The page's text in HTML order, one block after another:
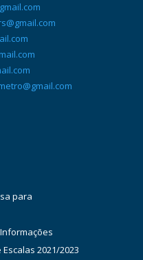
para
2021/2023